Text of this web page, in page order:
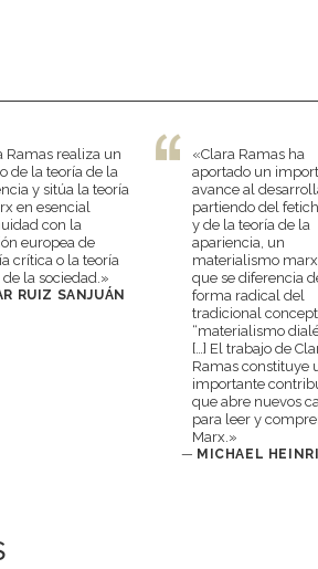
Ramas realiza un
de la teoría de la
y sitúa la teoría
en esencial
con la
europea de
crítica o la teoría
la sociedad.»
RUIZ SANJUÁN
«Clara Ramas ha
aportado un
avance al
partiendo del
y de la teoría de la
apariencia, un
materialismo
que se diferencia
forma radical del
tradicional
“materialismo
[…] El trabajo de
Ramas constituye
importante
que abre nuevos
para leer y
Marx.»
— MICHAEL